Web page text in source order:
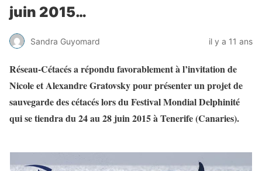
juin 2015…
Sandra Guyomard il y a 11 ans
Réseau-Cétacés a répondu favorablement à l’invitation de
Nicole et Alexandre Gratovsky pour présenter un projet de
sauvegarde des cétacés lors du Festival Mondial Delphinité
qui se tiendra du 24 au 28 juin 2015 à Tenerife (Canaries).